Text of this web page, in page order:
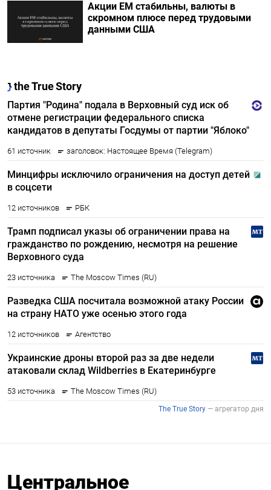
Акции ЕМ стабильны, валюты в
скромном плюсе перед трудовыми
данными США
Центральное